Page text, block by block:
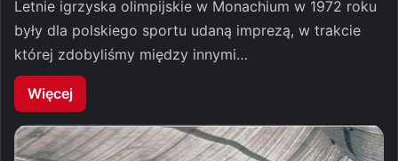
Letnie igrzyska olimpijskie w Monachium w 1972 roku
były dla polskiego sportu udaną imprezą, w trakcie
której zdobyliśmy między innymi…
Więcej